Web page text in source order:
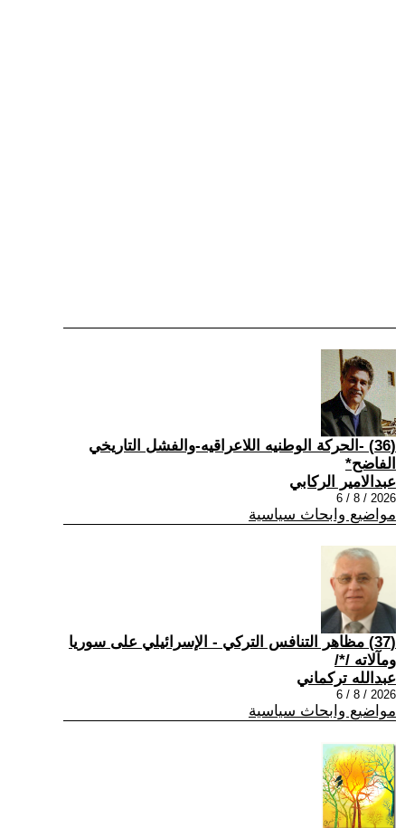
(36) -الحركة الوطنيه اللاعراقيه-والفشل التاريخي
الفاضح*
عبدالامير الركابي
2026 / 8 / 6
مواضيع وابحاث سياسية
(37) مظاهر التنافس التركي - الإسرائيلي على سوريا
ومآلاته /*/
عبدالله تركماني
2026 / 8 / 6
مواضيع وابحاث سياسية